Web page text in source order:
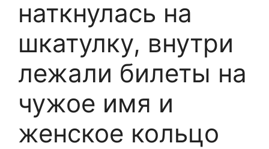
наткнулась на
шкатулку, внутри
лежали билеты на
чужое имя и
женское кольцо